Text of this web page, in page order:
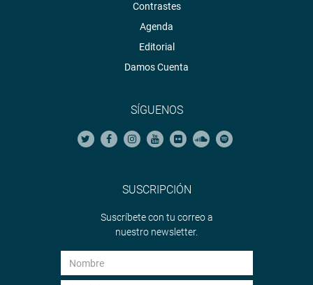
Contrastes
Agenda
Editorial
Damos Cuenta
SÍGUENOS
SUSCRIPCIÓN
Suscríbete con tu correo a
nuestro newsletter.